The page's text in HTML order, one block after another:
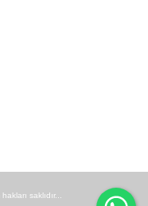
saklıdır...